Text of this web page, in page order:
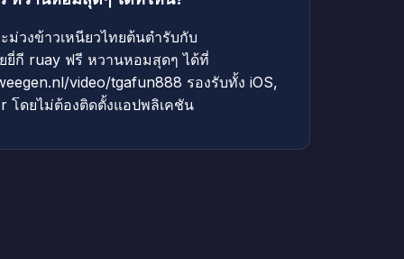
ม่วงข้าวเหนียวไทยต้นตำรับกับ
ยี่กี ruay ฟรี หวานหอมสุดๆ ได้ที่
video/tgafun888 รองรับทั้ง iOS,
โดยไม่ต้องติดตั้งแอปพลิเคชัน